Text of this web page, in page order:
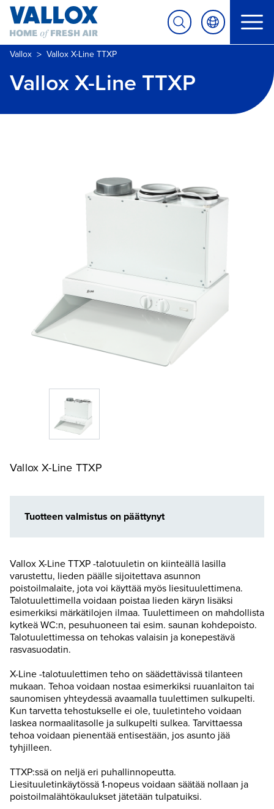
Vallox > Vallox X-Line TTXP
Vallox X-Line TTXP
Vallox X-Line TTXP
Tuotteen valmistus on päättynyt
Vallox X-Line TTXP -talotuuletin on kiinteällä lasilla
varustettu, lieden päälle sijoitettava asunnon
poistoilmalaite, jota voi käyttää myös liesituulettimena.
Talotuulettimella voidaan poistaa lieden käryn lisäksi
esimerkiksi märkätilojen ilmaa. Tuulettimeen on mahdollista
kytkeä WC:n, pesuhuoneen tai esim. saunan kohdepoisto.
Talotuulettimessa on tehokas valaisin ja konepestävä
rasvasuodatin.
X-Line -talotuulettimen teho on säädettävissä tilanteen
mukaan. Tehoa voidaan nostaa esimerkiksi ruuanlaiton tai
saunomisen yhteydessä avaamalla tuulettimen sulkupelti.
Kun tarvetta tehostukselle ei ole, tuuletinteho voidaan
laskea normaalitasolle ja sulkupelti sulkea. Tarvittaessa
tehoa voidaan pienentää entisestään, jos asunto jää
tyhjilleen.
TTXP:ssä on neljä eri puhallinnopeutta.
Liesituuletinkäytössä 1-nopeus voidaan säätää nollaan ja
poistoilmalähtökaulukset jätetään tulpatuiksi.